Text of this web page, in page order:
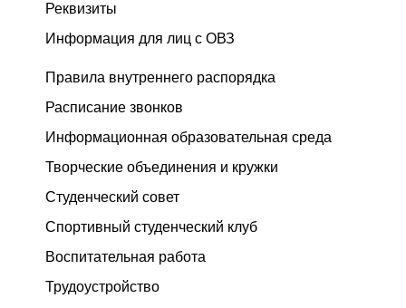
Реквизиты
Информация для лиц с ОВЗ
Правила внутреннего распорядка
Расписание звонков
Информационная образовательная среда
Творческие объединения и кружки
Студенческий совет
Спортивный студенческий клуб
Воспитательная работа
Трудоустройство